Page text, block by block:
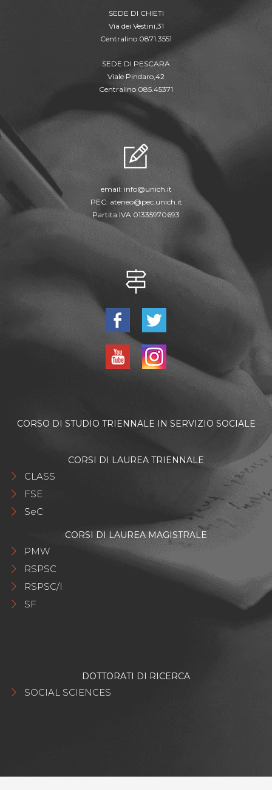
SEDE DI CHIETI
Via dei Vestini,31
Centralino 0871.3551
SEDE DI PESCARA
Viale Pindaro,42
Centralino 085.45371
email: info@unich.it
PEC: ateneo@pec.unich.it
Partita IVA 01335970693
CORSO DI STUDIO TRIENNALE IN SERVIZIO SOCIALE
CORSI DI LAUREA TRIENNALE
CLASS
FSE
SeC
CORSI DI LAUREA MAGISTRALE
PMW
RSPSC
RSPSC/I
SF
DOTTORATI DI RICERCA
SOCIAL SCIENCES